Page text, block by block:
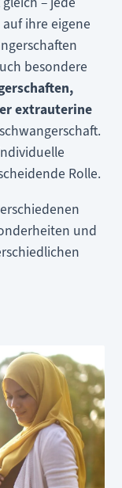
ihre eigene
besondere
extrauterine
Rolle.
und